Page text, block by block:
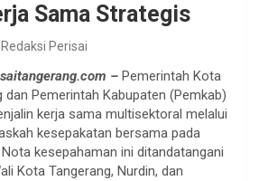
Sama Strategis
Redaksi Perisai
– Pemerintah Kota
dan Pemerintah Kabupaten (Pemkab)
kerja sama multisektoral melalui
kesepakatan bersama pada
kesepahaman ini ditandatangani
Kota Tangerang, Nurdin, dan